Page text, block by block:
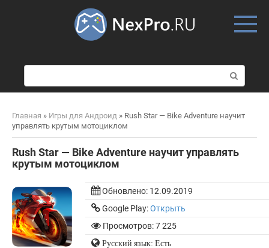
о
и
к
Главная » Игры для Андроид » Rush Star — Bike Adventure научит
управлять крутым мотоциклом
Rush Star — Bike Adventure научит управлять
крутым мотоциклом
Обновлено: 12.09.2019
Google Play:Открыть
Просмотров: 7 225
Русский язык: Есть